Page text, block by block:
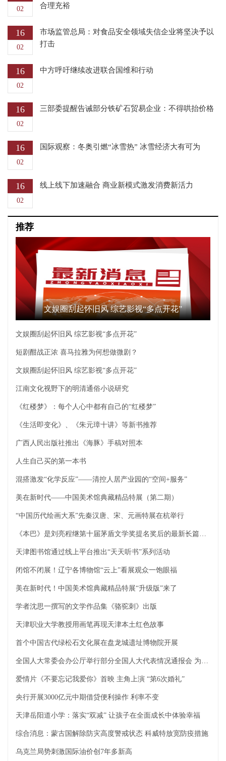
02
合理充裕
16
02
市场监管总局：对食品安全领域失信企业将坚决予以
打击
16
02
中方呼吁继续改进联合国维和行动
16
02
三部委提醒告诫部分铁矿石贸易企业：不得哄抬价格
16
02
国际观察：冬奥引燃“冰雪热” 冰雪经济大有可为
16
02
线上线下加速融合 商业新模式激发消费新活力
推荐
文娱圈刮起怀旧风 综艺影视“多点开花”
文娱圈刮起怀旧风 综艺影视“多点开花”
短剧酣战正浓 喜马拉雅为何想做微剧？
文娱圈刮起怀旧风 综艺影视“多点开花”
江南文化视野下的明清通俗小说研究
《红楼梦》：每个人心中都有自己的“红楼梦”
《生活即变化》、《朱元璋十讲》等新书推荐
广西人民出版社推出《海豚》手稿对照本
人生自己买的第一本书
混搭激发“化学反应”——清控人居产业园的“空间+服务”
美在新时代——中国美术馆典藏精品特展（第二期）
“中国历代绘画大系”先秦汉唐、宋、元画特展在杭举行
《本巴》是刘亮程继第十届茅盾文学奖提名奖后的最新长篇小说
天津图书馆通过线上平台推出“天天听书”系列活动
闭馆不闭展！辽宁各博物馆“云上”看展观众一饱眼福
美在新时代！中国美术馆典藏精品特展“升级版”来了
学者沈思一撰写的文学作品集《骆驼刺》出版
天津职业大学教授用画笔再现天津本土红色故事
首个中国古代绿松石文化展在盘龙城遗址博物院开展
全国人大常委会办公厅举行部分全国人大代表情况通报会 为代表出席十三届全国人大五次会议作准备
爱情片《不要忘记我爱你》首映 主角上演 “第6次婚礼”
央行开展3000亿元中期借贷便利操作 利率不变
天津岳阳道小学：落实“双减” 让孩子在全面成长中体验幸福
综合消息：蒙古国解除防灾高度警戒状态 科威特放宽防疫措施
乌克兰局势刺激国际油价创7年多新高